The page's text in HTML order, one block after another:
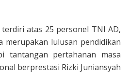
atas 25 personel TNI AD,
merupakan lulusan pendidikan
tantangan pertahanan masa
berprestasi Rizki Juniansyah